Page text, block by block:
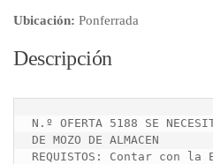
Ubicación: Ponferrada
Descripción
N.º OFERTA 5188 SE
DE MOZO DE ALMACEN
REQUISTOS: Contar con